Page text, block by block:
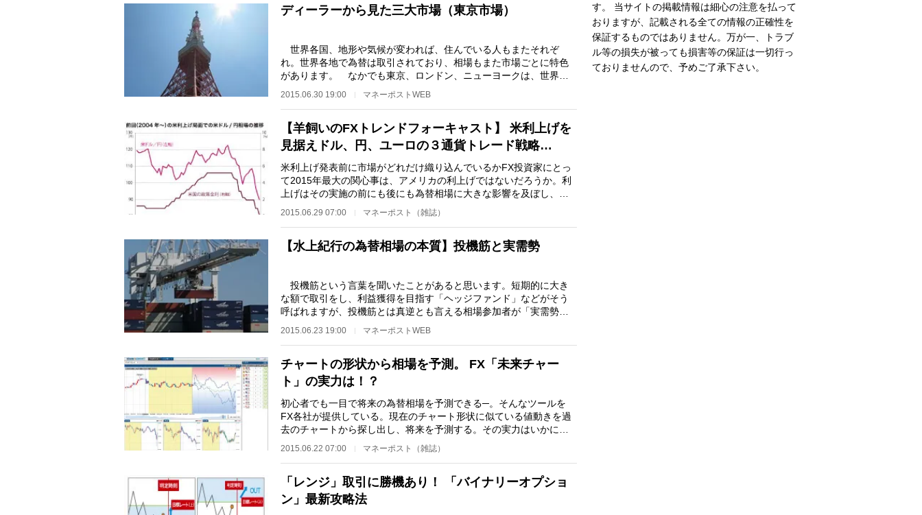
ディーラーから見た三大市場（東京市場）
世界各国、地形や気候が変われば、住んでいる人もまたそれぞ
れ。世界各地で為替は取引されており、相場もまた市場ごとに特色
があります。 なかでも東京、ロンドン、ニューヨークは、世界の
2015.06.30 19:00 マネーポストWEB
【羊飼いのFXトレンドフォーキャスト】 米利上げを
見据えドル、円、ユーロの３通貨トレード戦略…
米利上げ発表前に市場がどれだけ織り込んでいるかFX投資家にとっ
て2015年最大の関心事は、アメリカの利上げではないだろうか。利
上げはその実施の前にも後にも為替相場に大きな影響を及ぼし、こ
2015.06.29 07:00 マネーポスト（雑誌）
【水上紀行の為替相場の本質】投機筋と実需勢
投機筋という言葉を聞いたことがあると思います。短期的に大き
な額で取引をし、利益獲得を目指す「ヘッジファンド」などがそう
呼ばれますが、投機筋とは真逆とも言える相場参加者が「実需勢」
2015.06.23 19:00 マネーポストWEB
チャートの形状から相場を予測。 FX「未来チャー
ト」の実力は！？
初心者でも一目で将来の為替相場を予測できる─。そんなツールを
FX各社が提供している。現在のチャート形状に似ている値動きを過
去のチャートから探し出し、将来を予測する。その実力はいかに？
2015.06.22 07:00 マネーポスト（雑誌）
「レンジ」取引に勝機あり！ 「バイナリーオプショ
ン」最新攻略法
す。 当サイトの掲載情報は細心の注意を払って
おりますが、記載される全ての情報の正確性を
保証するものではありません。万が一、トラブ
ル等の損失が被っても損害等の保証は一切行っ
ておりませんので、予めご了承下さい。